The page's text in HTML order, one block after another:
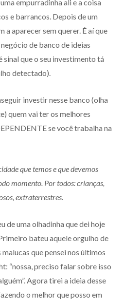
empurradinha ali e a coisa
e barrancos. Depois de um
a aparecer sem querer. É aí que
de banco de ideias
sinal que o seu investimento tá
detectado).
investir nesse banco (olha
quem vai ter os melhores
se você trabalha na
que temos e que devemos
momento. Por todos: crianças,
extraterrestres.
de uma olhadinha que dei hoje
bateu aquele orgulho de
que pensei nos últimos
“nossa, preciso falar sobre isso
Agora tirei a ideia desse
o melhor que posso em